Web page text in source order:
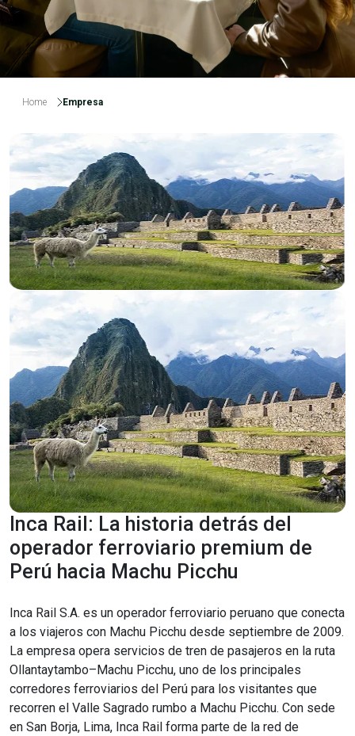
Home Empresa
Inca Rail: La historia detrás del
operador ferroviario premium de
Perú hacia Machu Picchu
Inca Rail S.A. es un operador ferroviario peruano que conecta
a los viajeros con Machu Picchu desde septiembre de 2009.
La empresa opera servicios de tren de pasajeros en la ruta
Ollantaytambo–Machu Picchu, uno de los principales
corredores ferroviarios del Perú para los visitantes que
recorren el Valle Sagrado rumbo a Machu Picchu. Con sede
en San Borja, Lima, Inca Rail forma parte de la red de